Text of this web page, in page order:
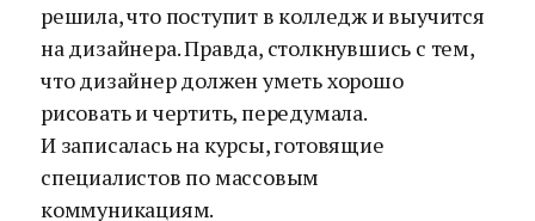
решила, что поступит в колледж и выучится
на дизайнера. Правда, столкнувшись с тем,
что дизайнер должен уметь хорошо
рисовать и чертить, передумала.
И записалась на курсы, готовящие
специалистов по массовым
коммуникациям.